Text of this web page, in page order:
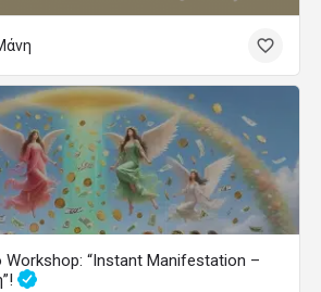
Workshop: “Instant Manifestation –